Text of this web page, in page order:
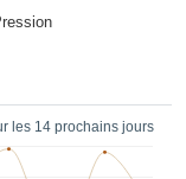
les 14 prochains jours